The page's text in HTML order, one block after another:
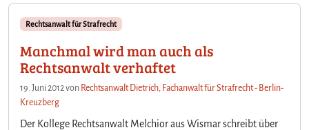
d
e
E
n
Rechtsanwalt für Strafrecht
Manchmal wird man auch als
Rechtsanwalt verhaftet
19. Juni 2012von Rechtsanwalt Dietrich, Fachanwalt für Strafrecht - Berlin-
Kreuzberg
Der Kollege Rechtsanwalt Melchior aus Wismar schreibt über